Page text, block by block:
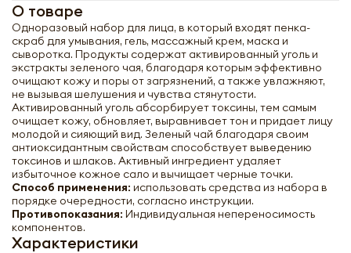
О товаре
Одноразовый набор для лица, в который входят пенка-
скраб для умывания, гель, массажный крем, маска и
сыворотка. Продукты содержат активированный уголь и
экстракты зеленого чая, благодаря которым эффективно
очищают кожу и поры от загрязнений, а также увлажняют,
не вызывая шелушения и чувства стянутости.
Активированный уголь абсорбирует токсины, тем самым
очищает кожу, обновляет, выравнивает тон и придает лицу
молодой и сияющий вид. Зеленый чай благодаря своим
антиоксидантным свойствам способствует выведению
токсинов и шлаков. Активный ингредиент удаляет
избыточное кожное сало и вычищает черные точки.
Способ применения: использовать средства из набора в
порядке очередности, согласно инструкции.
Противопоказания: Индивидуальная непереносимость
компонентов.
Характеристики